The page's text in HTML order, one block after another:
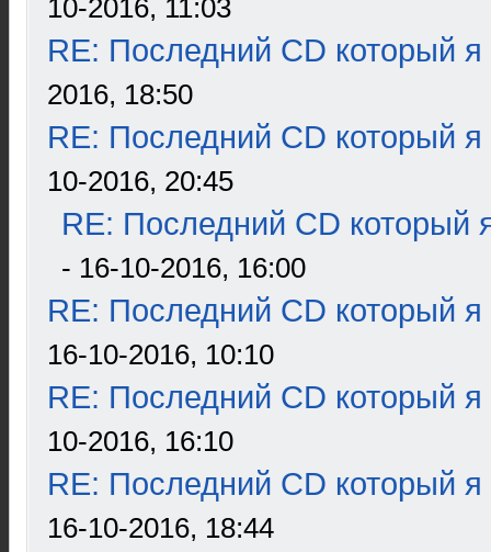
10-2016, 11:03
RE: Последний CD который я
2016, 18:50
RE: Последний CD который я
10-2016, 20:45
RE: Последний CD который
- 16-10-2016, 16:00
RE: Последний CD который я
16-10-2016, 10:10
RE: Последний CD который я
10-2016, 16:10
RE: Последний CD который я
16-10-2016, 18:44